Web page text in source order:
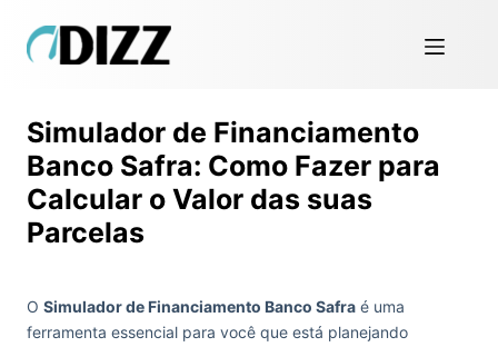
Simulador de Financiamento
Banco Safra: Como Fazer para
Calcular o Valor das suas
Parcelas
O Simulador de Financiamento Banco Safra é uma
ferramenta essencial para você que está planejando